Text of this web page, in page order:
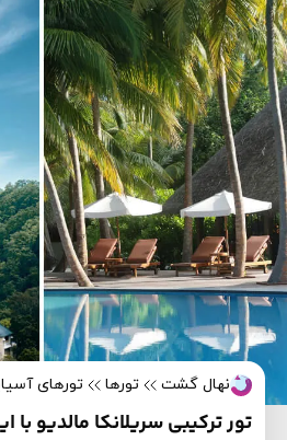
نهال گشت تورها تورهای
تور ترکیبی سریلانکا مالدیو با